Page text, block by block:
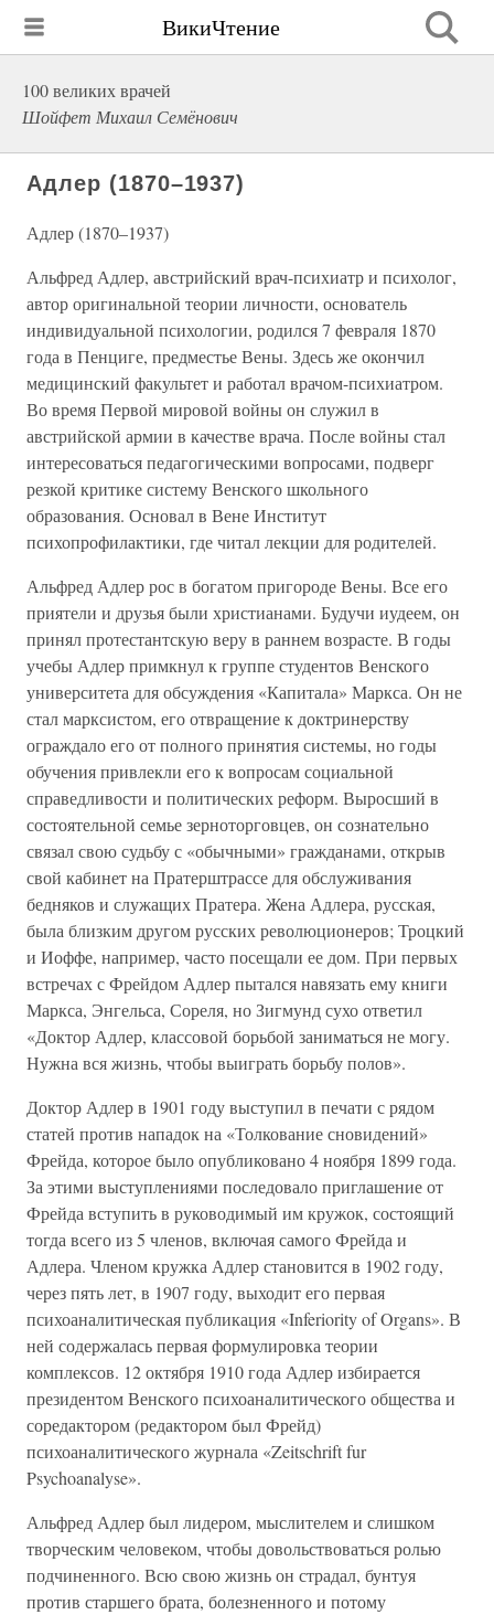
ВикиЧтение
100 великих врачей
Шойфет Михаил Семёнович
Адлер (1870–1937)
Адлер (1870–1937)
Альфред Адлер, австрийский врач-психиатр и психолог,
автор оригинальной теории личности, основатель
индивидуальной психологии, родился 7 февраля 1870
года в Пенциге, предместье Вены. Здесь же окончил
медицинский факультет и работал врачом-психиатром.
Во время Первой мировой войны он служил в
австрийской армии в качестве врача. После войны стал
интересоваться педагогическими вопросами, подверг
резкой критике систему Венского школьного
образования. Основал в Вене Институт
психопрофилактики, где читал лекции для родителей.
Альфред Адлер рос в богатом пригороде Вены. Все его
приятели и друзья были христианами. Будучи иудеем, он
принял протестантскую веру в раннем возрасте. В годы
учебы Адлер примкнул к группе студентов Венского
университета для обсуждения «Капитала» Маркса. Он не
стал марксистом, его отвращение к доктринерству
ограждало его от полного принятия системы, но годы
обучения привлекли его к вопросам социальной
справедливости и политических реформ. Выросший в
состоятельной семье зерноторговцев, он сознательно
связал свою судьбу с «обычными» гражданами, открыв
свой кабинет на Пратерштрассе для обслуживания
бедняков и служащих Пратера. Жена Адлера, русская,
была близким другом русских революционеров; Троцкий
и Иоффе, например, часто посещали ее дом. При первых
встречах с Фрейдом Адлер пытался навязать ему книги
Маркса, Энгельса, Сореля, но Зигмунд сухо ответил
«Доктор Адлер, классовой борьбой заниматься не могу.
Нужна вся жизнь, чтобы выиграть борьбу полов».
Доктор Адлер в 1901 году выступил в печати с рядом
статей против нападок на «Толкование сновидений»
Фрейда, которое было опубликовано 4 ноября 1899 года.
За этими выступлениями последовало приглашение от
Фрейда вступить в руководимый им кружок, состоящий
тогда всего из 5 членов, включая самого Фрейда и
Адлера. Членом кружка Адлер становится в 1902 году,
через пять лет, в 1907 году, выходит его первая
психоаналитическая публикация «Inferiority of Organs». В
ней содержалась первая формулировка теории
комплексов. 12 октября 1910 года Адлер избирается
президентом Венского психоаналитического общества и
соредактором (редактором был Фрейд)
психоаналитического журнала «Zeitschrift fur
Psychoanalyse».
Альфред Адлер был лидером, мыслителем и слишком
творческим человеком, чтобы довольствоваться ролью
подчиненного. Всю свою жизнь он страдал, бунтуя
против старшего брата, болезненного и потому